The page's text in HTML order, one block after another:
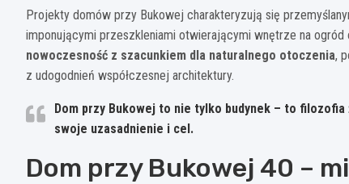
Projekty domów przy Bukowej charakteryzują się
imponującymi przeszkleniami otwierającymi wnętrze na
nowoczesność z szacunkiem dla naturalnego otoczenia,
z udogodnień współczesnej architektury.
Dom przy Bukowej to nie tylko budynek – to
swoje uzasadnienie i cel.
Dom przy Bukowej 40 –